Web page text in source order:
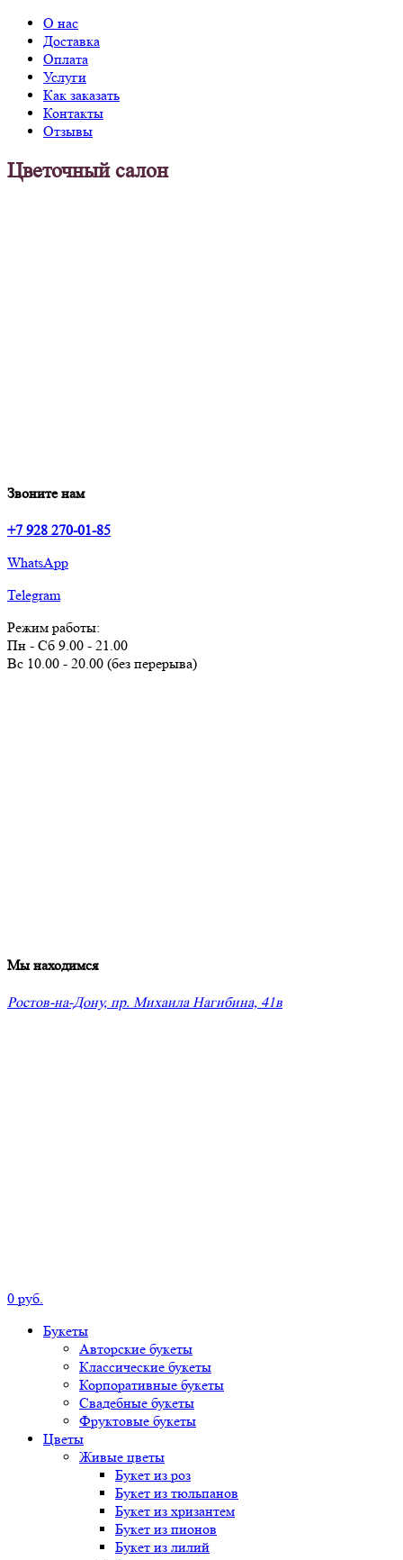
О нас
Доставка
Оплата
Услуги
Как заказать
Контакты
Отзывы
Цветочный салон
Звоните нам
+7 928 270-01-85
WhatsApp
Telegram
Режим работы:
Пн - Сб 9.00 - 21.00
Вс 10.00 - 20.00 (без перерыва)
Мы находимся
Ростов-на-Дону, пр. Михаила Нагибина, 41в
0 руб.
Букеты
Авторские букеты
Классические букеты
Корпоративные букеты
Свадебные букеты
Фруктовые букеты
Цветы
Живые цветы
Букет из роз
Букет из тюльпанов
Букет из хризантем
Букет из пионов
Букет из лилий